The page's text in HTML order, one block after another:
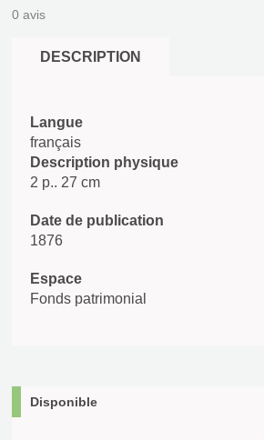
0 avis
DESCRIPTION
Langue
français
Description physique
2 p.. 27 cm
Date de publication
1876
Espace
Fonds patrimonial
Disponible